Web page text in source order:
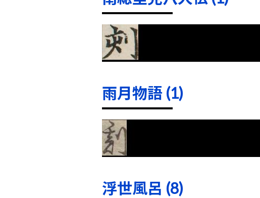
雨月物語 (1)
浮世風呂 (8)